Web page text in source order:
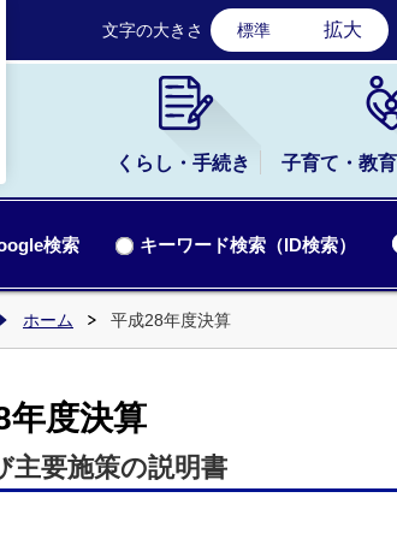
石岡市公式ホーム
文字の大きさ 標準 拡大
くらし・手続き 子育て・教
検索 キーワード検索（ID検索）
ホーム 平成28年度決算
年度決算
主要施策の説明書